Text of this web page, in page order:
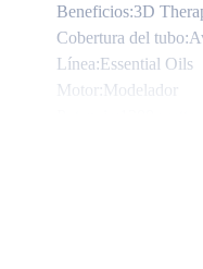
Beneficios:3D
Cobertura del
Línea:Essential Oils
Motor:Modelador